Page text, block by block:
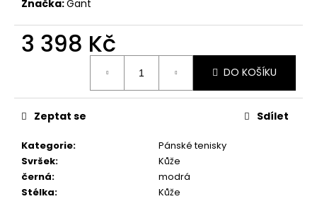
Značka:Gant
3 398 Kč
DO KOŠÍKU
Kategorie:
Pánské tenisky
Svršek:
Kůže
černá:
modrá
Stélka: Kůže
Zeptat se Sdílet
o
r
u
č
e
m
DÁMSKÉ
PANTOFLE
PETER